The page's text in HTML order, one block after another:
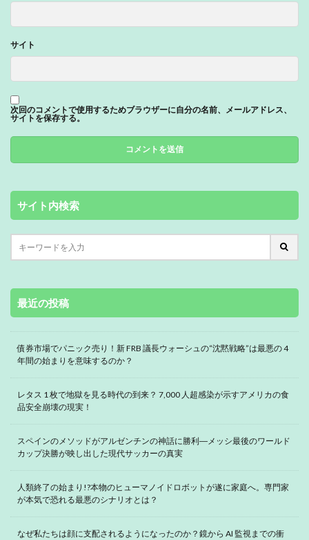
サイト
次回のコメントで使用するためブラウザーに自分の名前、メールアドレス、
サイトを保存する。
サイト内検索
最近の投稿
債券市場でパニック売り！新 FRB 議長ウォーシュの“沈黙戦略”は最悪の 4
年間の始まりを意味するのか？
レタス 1 枚で地獄を見る時代の到来？ 7,000 人超感染が示すアメリカの食
品安全崩壊の現実！
スペインのメソッドがアルゼンチンの神話に勝利―メッシ最後のワールド
カップ決勝が映し出した現代サッカーの真実
人類終了の始まり!?本物のヒューマノイドロボットが遂に家庭へ。専門家
が本気で恐れる最悪のシナリオとは？
なぜ私たちは顔に支配されるようになったのか？鏡から AI 監視までの衝